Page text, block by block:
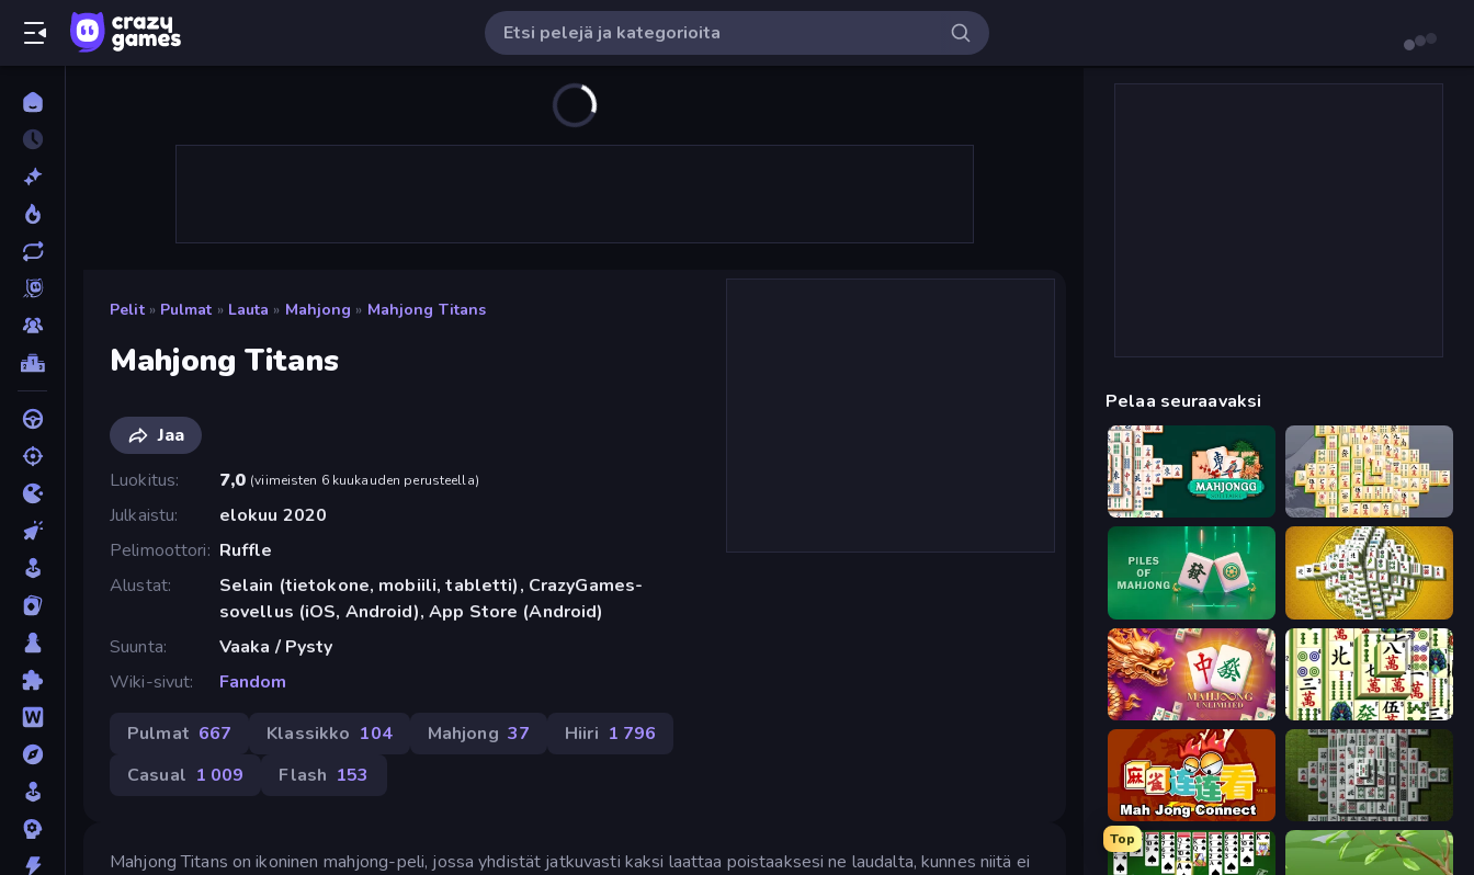
Pelit » Pulmat » Lauta » Mahjong » Mahjong Titans
Mahjong Titans
Jaa
Luokitus
7,0 (viimeisten 6 kuukauden perusteella)
Julkaistu
elokuu 2020
Pelimoottori
Ruffle
Alustat
Selain (tietokone, mobiili, tabletti), CrazyGames-
sovellus (iOS, Android), App Store (Android)
Suunta
Vaaka / Pysty
Wiki-sivut
Fandom
Pulmat 667 Klassikko 104 Mahjong 37 Hiiri 1 796
Casual 1 009 Flash 153
Mahjong Titans on ikoninen mahjong-peli, jossa yhdistät jatkuvasti kaksi laattaa poistaaksesi ne laudalta, kunnes niitä ei
Pelaa seuraavaksi
Mahjongg Solitaire Mahjong Online
Piles of Mahjong Mahjong Tower
Mahjong Unlimited Mahjong Shanghai
Mahjong Connect (Legacy) Mahjong 3D Classic
Top